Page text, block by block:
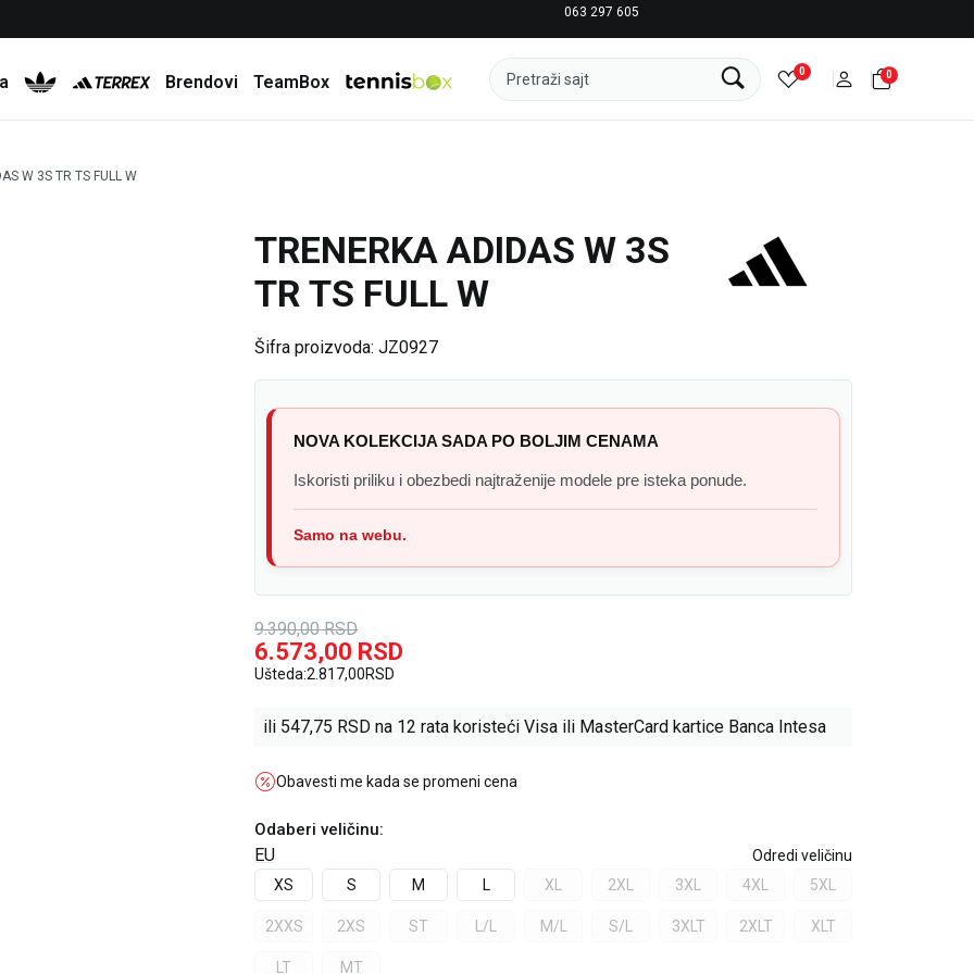
063 297 605
Brendovi TeamBox Pretraži sajt 0 0
W 3S TR TS FULL W
TRENERKA ADIDAS W 3S
TR TS FULL W
Šifra proizvoda: JZ0927
NOVA KOLEKCIJA SADA PO BOLJIM CENAMA
Iskoristi priliku i obezbedi najtraženije modele pre isteka ponude.
Samo na webu.
9.390,00 RSD
6.573,00 RSD
Ušteda:2.817,00RSD
ili 547,75 RSD na 12 rata koristeći Visa ili MasterCard kartice Banca Intesa
Obavesti me kada se promeni cena
Odaberi veličinu:
EU
Odredi veličinu
XS
S M L XL 2XL 3XL 4XL 5XL
2XXS 2XS ST L/L M/L S/L 3XLT 2XLT XLT
LT MT